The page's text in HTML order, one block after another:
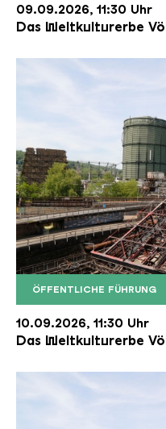
09.09.2026, 11:30 Uhr
Das Weltkulturerbe
ÖFFENTLICHE FÜHRUNG
Der
Copyright:
10.09.2026, 11:30 Uhr
Das Weltkulturerbe